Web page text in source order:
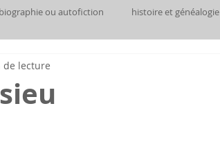
biographie ou autofiction histoire et généalogie
de lecture